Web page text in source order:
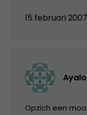
15 februari
Opzich een